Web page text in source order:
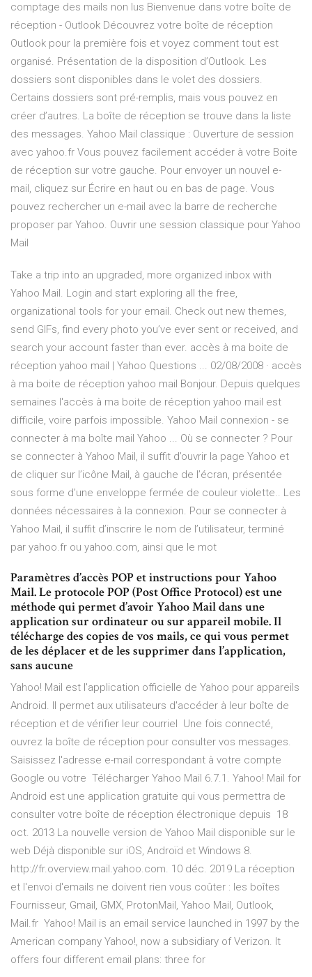
comptage des mails non lus Bienvenue dans votre boîte de
réception - Outlook Découvrez votre boîte de réception
Outlook pour la première fois et voyez comment tout est
organisé. Présentation de la disposition d’Outlook. Les
dossiers sont disponibles dans le volet des dossiers.
Certains dossiers sont pré-remplis, mais vous pouvez en
créer d’autres. La boîte de réception se trouve dans la liste
des messages. Yahoo Mail classique : Ouverture de session
avec yahoo.fr Vous pouvez facilement accéder à votre Boite
de réception sur votre gauche. Pour envoyer un nouvel e-
mail, cliquez sur Écrire en haut ou en bas de page. Vous
pouvez rechercher un e-mail avec la barre de recherche
proposer par Yahoo. Ouvrir une session classique pour Yahoo
Mail
Take a trip into an upgraded, more organized inbox with
Yahoo Mail. Login and start exploring all the free,
organizational tools for your email. Check out new themes,
send GIFs, find every photo you’ve ever sent or received, and
search your account faster than ever. accès à ma boite de
réception yahoo mail | Yahoo Questions ... 02/08/2008 · accès
à ma boite de réception yahoo mail Bonjour. Depuis quelques
semaines l'accès à ma boite de réception yahoo mail est
difficile, voire parfois impossible. Yahoo Mail connexion - se
connecter à ma boîte mail Yahoo ... Où se connecter ? Pour
se connecter à Yahoo Mail, il suffit d’ouvrir la page Yahoo et
de cliquer sur l’icône Mail, à gauche de l’écran, présentée
sous forme d’une enveloppe fermée de couleur violette.. Les
données nécessaires à la connexion. Pour se connecter à
Yahoo Mail, il suffit d’inscrire le nom de l’utilisateur, terminé
par yahoo.fr ou yahoo.com, ainsi que le mot
Paramètres d’accès POP et instructions pour Yahoo
Mail. Le protocole POP (Post Office Protocol) est une
méthode qui permet d’avoir Yahoo Mail dans une
application sur ordinateur ou sur appareil mobile. Il
télécharge des copies de vos mails, ce qui vous permet
de les déplacer et de les supprimer dans l’application,
sans aucune
Yahoo! Mail est l'application officielle de Yahoo pour appareils
Android. Il permet aux utilisateurs d'accéder à leur boîte de
réception et de vérifier leur courriel Une fois connecté,
ouvrez la boîte de réception pour consulter vos messages.
Saisissez l'adresse e-mail correspondant à votre compte
Google ou votre Télécharger Yahoo Mail 6.7.1. Yahoo! Mail for
Android est une application gratuite qui vous permettra de
consulter votre boîte de réception électronique depuis 18
oct. 2013 La nouvelle version de Yahoo Mail disponible sur le
web Déjà disponible sur iOS, Androïd et Windows 8.
http://fr.overview.mail.yahoo.com. 10 déc. 2019 La réception
et l'envoi d'emails ne doivent rien vous coûter : les boîtes
Fournisseur, Gmail, GMX, ProtonMail, Yahoo Mail, Outlook,
Mail.fr Yahoo! Mail is an email service launched in 1997 by the
American company Yahoo!, now a subsidiary of Verizon. It
offers four different email plans: three for